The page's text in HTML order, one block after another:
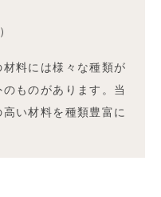
料には様々な種類が
ものがあります。当
い材料を種類豊富に